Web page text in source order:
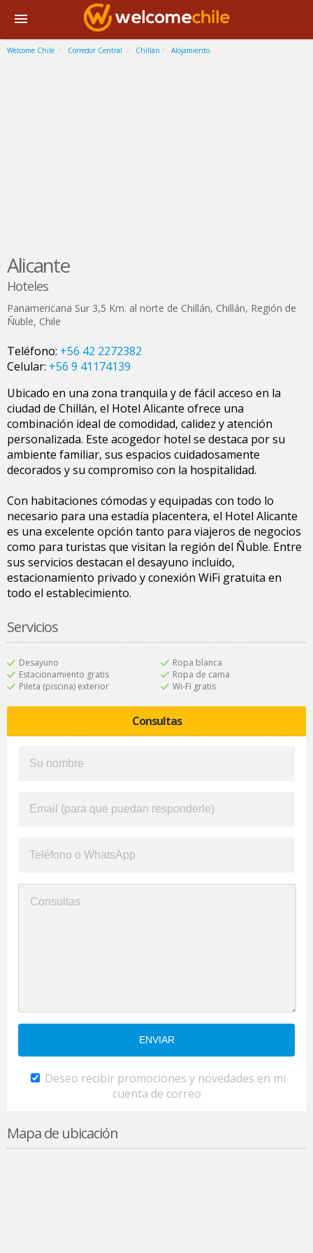
Welcome Chile Corredor Central Chillán Alojamiento
Alicante
Hoteles
Panamericana Sur 3,5 Km. al norte de Chillán, Chillán, Región de
Ñuble, Chile
Teléfono: +56 42 2272382
Celular: +56 9 41174139
Ubicado en una zona tranquila y de fácil acceso en la
ciudad de Chillán, el Hotel Alicante ofrece una
combinación ideal de comodidad, calidez y atención
personalizada. Este acogedor hotel se destaca por su
ambiente familiar, sus espacios cuidadosamente
decorados y su compromiso con la hospitalidad.
Con habitaciones cómodas y equipadas con todo lo
necesario para una estadía placentera, el Hotel Alicante
es una excelente opción tanto para viajeros de negocios
como para turistas que visitan la región del Ñuble. Entre
sus servicios destacan el desayuno incluido,
estacionamiento privado y conexión WiFi gratuita en
todo el establecimiento.
Servicios
Desayuno
Estacionamiento gratis
Pileta (piscina) exterior
Ropa blanca
Ropa de cama
Wi-Fi gratis
Consultas
Deseo recibir promociones y novedades en mi
cuenta de correo
Mapa de ubicación